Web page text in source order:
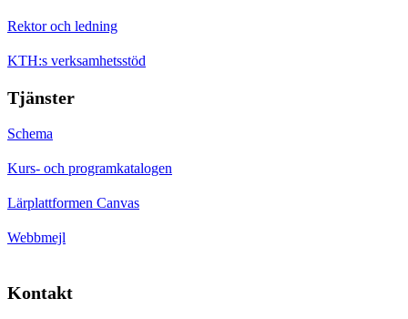
Rektor och ledning
KTH:s verksamhetsstöd
Tjänster
Schema
Kurs- och programkatalogen
Lärplattformen Canvas
Webbmejl
Kontakt